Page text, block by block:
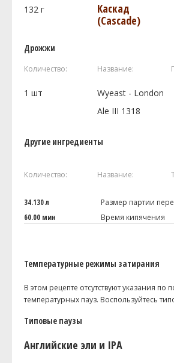
132 г
Каскад
(Cascade)
Дрожжи
Количество: Название:
1 шт
Wyeast - London
Ale III 1318
Другие ингредиенты
Количество: Название:
34.130 л
Размер партии
60.00 мин
Время кипячения
Температурные режимы затирания
В этом рецепте отсутствуют указания по
температурных пауз. Воспользуйтесь
Типовые паузы
Английские эли и IPA